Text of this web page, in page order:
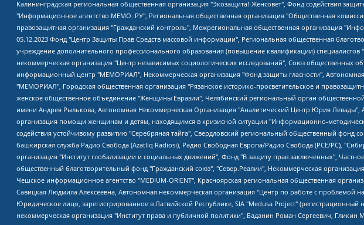
Калининградская региональная общественная организация "Экозащита!-Женсовет", Фонд содействия защите прав и свобод граждан "Общественный вердикт", Фонд "Институт Развития Свободы Информации", Частное учреждение "Информационное агентство МЕМО. РУ", Региональная общественная организация "Общественная комиссия по сохранению наследия академика Сахарова", Фонд поддержки свободы прессы, Санкт-Петербургская общественная правозащитная организация "Гражданский контроль", Межрегиональная общественная организация "Информационно-просветительский центр "Мемориал", Региональный Фонд "Центр Защиты Прав Средств Массовой Информации", с 05.12.2023 Фонд "Центр Защиты Прав Средств массовой информации", Региональная общественная благотворительная организация помощи беженцам и мигрантам "Гражданское содействие", Негосударственное образовательное учреждение дополнительного профессионального образования (повышение квалификации) специалистов "АКАДЕМИЯ ПО ПРАВАМ ЧЕЛОВЕКА", Свердловская региональная общественная организация "Сутяжник", Автономная некоммерческая организация "Центр независимых социологических исследований", Союз общественных объединений "Российский исследовательский центр по правам человека", Региональное общественное учреждение научно-информационный центр "МЕМОРИАЛ", Некоммерческая организация "Фонд защиты гласности", Автономная некоммерческая организация "Институт прав человека", Городская общественная организация "Екатеринбургское общество "МЕМОРИАЛ", Городская общественная организация "Рязанское историко-просветительское и правозащитное общество "Мемориал" (Рязанский Мемориал), Челябинский региональный орган общественной самодеятельности – женское общественное объединение "Женщины Евразии", Челябинский региональный орган общественной самодеятельности "Уральская правозащитная группа", Фонд содействия защите здоровья и социальной справедливости имени Андрея Рылькова, Автономная Некоммерческая Организация "Аналитический Центр Юрия Левады", Автономная некоммерческая организация социальной поддержки населения "Проект Апрель", Региональная общественная организация помощи женщинам и детям, находящимся в кризисной ситуации "Информационно-методический центр "Анна", Фонд содействия развитию массовых коммуникаций и правовому просвещению "Так-так-Так", Фонд содействия устойчивому развитию "Серебряная тайга", Свердловский региональный общественный фонд социальных проектов "Новое время", "Idel.Реалии", Кавказ.Реалии, Крым.Реалии, Телеканал Настоящее Время, Татаро-башкирская служба Радио Свобода (Azatliq Radiosi), Радио Свободная Европа/Радио Свобода (PCE/PC), "Сибирь.Реалии", "Фактограф", Благотворительный фонд помощи осужденным и их семьям, Автономная некоммерческая организация "Институт глобализации и социальных движений", Фонд "В защиту прав заключенных", Частное учреждение "Центр поддержки и содействия развитию средств массовой информации", Пензенский региональный общественный благотворительный фонд "Гражданский союз", "Север.Реалии", Некоммерческая организация Фонд "Правовая инициатива", Общество с ограниченной ответственностью "Радио Свободная Европа/Радио Свобода", Чешское информационное агентство "MEDIUM-ORIENT", Красноярская региональная общественная организация "Мы против СПИДа", Камалягин Денис Николаевич, Маркелов Сергей Евгеньевич, Пономарев Лев Александрович, Савицкая Людмила Алексеевна, Автономная некоммерческая организация "Центр по работе с проблемой насилия "НАСИЛИЮ.НЕТ", Межрегиональный профессиональный союз работников здравоохранения "Альянс врачей", Юридическое лицо, зарегистрированное в Латвийской Республике, SIA "Medusa Project" (регистрационный номер 40103797863, дата регистрации 10.06.2014), Некоммерческая организация "Фонд по борьбе с коррупцией", Автономная некоммерческая организация "Институт права и публичной политики", Баданин Роман Сергеевич, Гликин Максим Александрович, Железнова Мария Михайловна, Лукьянова Юлия Сергеевна, Маетная Елизавета Витальевна, Маняхин Петр Борисович, Чуракова Ольга Владимировна, Ярош Юлия Петровна, Юридическое лицо "The Insider SIA", зарегистрированное в Риге, Латвийская Республика (дата регистрации 26.06.2015), являющееся администратором доменного имени интернет-издания "The Insider SIA", https://theins.ru, Постернак Алексей Евгеньевич, Рубин Михаил Аркадьевич, Анин Роман Александрович, Юридическое лицо Istories fonds, зарегистрированное в Латвийской Республике (регистрационный номер 50008295751, дата регистрации 24.02.2020), Великовский Дмитрий Александрович, Долинина Ирина Николаевна, Мароховская Алеся Алексеевна, Шлейнов Роман Юрьевич, Шмагун Олеся Валентиновна,